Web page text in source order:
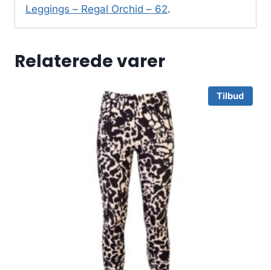
Leggings – Regal Orchid – 62.
Relaterede varer
Tilbud